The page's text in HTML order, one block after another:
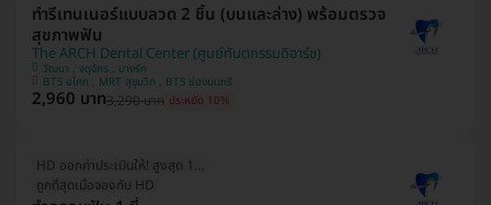
ทำรีเทนเนอร์แบบลวด 2 ชิ้น (บนและล่าง) พร้อมตรวจ
สุขภาพฟัน
The ARCH Dental Center (ศูนย์ทันตกรรมดิอาร์ช)
วัฒนา , จตุจักร , บางรัก
BTS อโศก , MRT สุขุมวิท , BTS ช่องนนทรี
2,960 บาท3,290 บาท ประหยัด 10%
HD ออกค่าประเมินให้! สูงสุด 1000 บ.
ถูกที่สุดเมื่อจองกับ HD